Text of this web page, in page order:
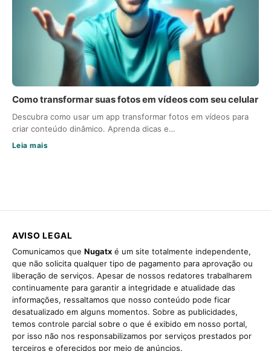
Como transformar suas fotos em vídeos com seu celular
Descubra como usar um app transformar fotos em vídeos para
criar conteúdo dinâmico. Aprenda dicas e…
Leia mais
AVISO LEGAL
Comunicamos que Nugatx é um site totalmente independente,
que não solicita qualquer tipo de pagamento para aprovação ou
liberação de serviços. Apesar de nossos redatores trabalharem
continuamente para garantir a integridade e atualidade das
informações, ressaltamos que nosso conteúdo pode ficar
desatualizado em alguns momentos. Sobre as publicidades,
temos controle parcial sobre o que é exibido em nosso portal,
por isso não nos responsabilizamos por serviços prestados por
terceiros e oferecidos por meio de anúncios.